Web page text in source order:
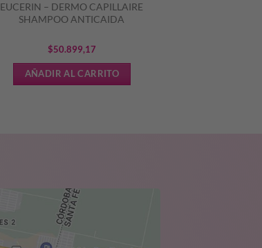
EUCERIN – DERMO CAPILLAIRE
SHAMPOO ANTICAIDA
$50.899,17
AÑADIR AL CARRITO